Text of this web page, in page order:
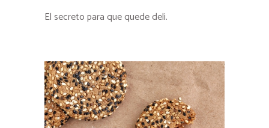
El secreto para que quede deli.